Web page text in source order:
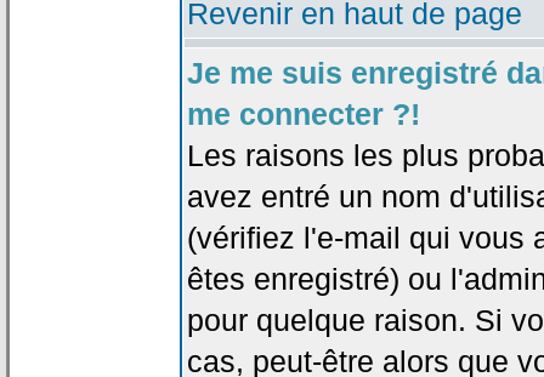
Revenir en haut de page
Je me suis enregistré
me connecter ?!
Les raisons les plus
avez entré un nom
(vérifiez l'e-mail qui vous
êtes enregistré) ou
pour quelque raison. Si
cas, peut-être alors que